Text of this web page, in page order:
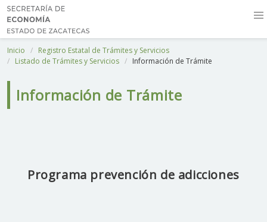
Inicio
Registro Estatal de Trámites y Servicios
Listado de Trámites y Servicios
Información de Trámite
Información de Trámite
Programa prevención de adicciones